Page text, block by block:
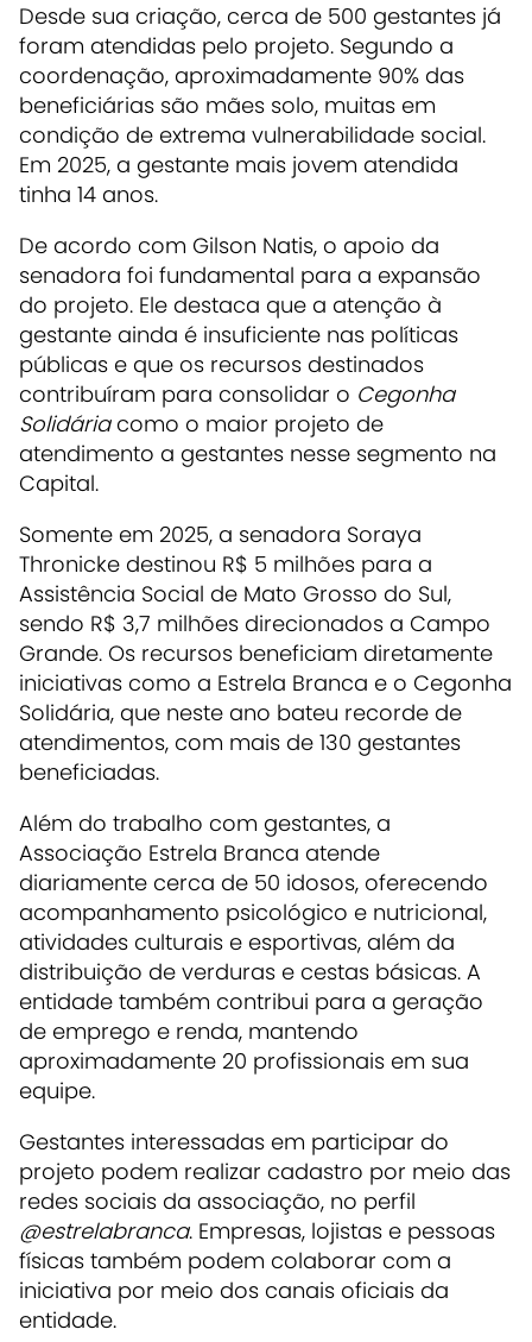
Desde sua criação, cerca de 500 gestantes já
foram atendidas pelo projeto. Segundo a
coordenação, aproximadamente 90% das
beneficiárias são mães solo, muitas em
condição de extrema vulnerabilidade social.
Em 2025, a gestante mais jovem atendida
tinha 14 anos.
De acordo com Gilson Natis, o apoio da
senadora foi fundamental para a expansão
do projeto. Ele destaca que a atenção à
gestante ainda é insuficiente nas políticas
públicas e que os recursos destinados
contribuíram para consolidar o Cegonha
Solidáriacomo o maior projeto de
atendimento a gestantes nesse segmento na
Capital.
Somente em 2025, a senadora Soraya
Thronicke destinou R$ 5 milhões para a
Assistência Social de Mato Grosso do Sul,
sendo R$ 3,7 milhões direcionados a Campo
Grande. Os recursos beneficiam diretamente
iniciativas como a Estrela Branca e o Cegonha
Solidária, que neste ano bateu recorde de
atendimentos, com mais de 130 gestantes
beneficiadas.
Além do trabalho com gestantes, a
Associação Estrela Branca atende
diariamente cerca de 50 idosos, oferecendo
acompanhamento psicológico e nutricional,
atividades culturais e esportivas, além da
distribuição de verduras e cestas básicas. A
entidade também contribui para a geração
de emprego e renda, mantendo
aproximadamente 20 profissionais em sua
equipe.
Gestantes interessadas em participar do
projeto podem realizar cadastro por meio das
redes sociais da associação, no perfil
@estrelabranca. Empresas, lojistas e pessoas
físicas também podem colaborar com a
iniciativa por meio dos canais oficiais da
entidade.